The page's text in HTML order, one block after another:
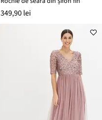
349,90 lei